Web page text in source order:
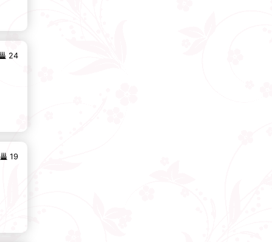
24
19